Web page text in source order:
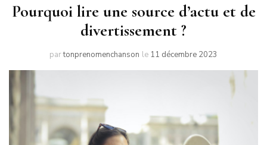
Pourquoi lire une source d’actu et de
divertissement ?
partonprenomenchanson le 11 décembre 2023